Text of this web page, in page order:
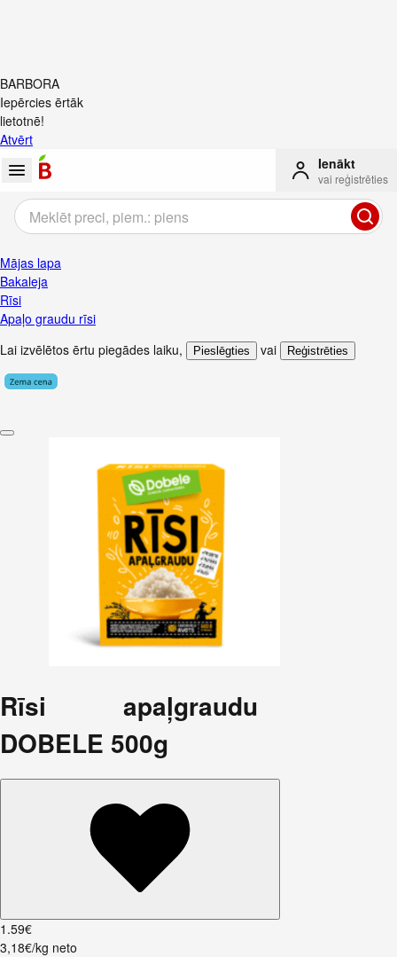
BARBORA
Iepērcies ērtāk
lietotnē!
Atvērt
Ienākt
vai reģistrēties
Mājas lapa
Bakaleja
Rīsi
Apaļo graudu rīsi
Lai izvēlētos ērtu piegādes laiku, Pieslēgties vai Reģistrēties
Rīsi apaļgraudu
DOBELE 500g
1 .59€
3,18€/kg neto